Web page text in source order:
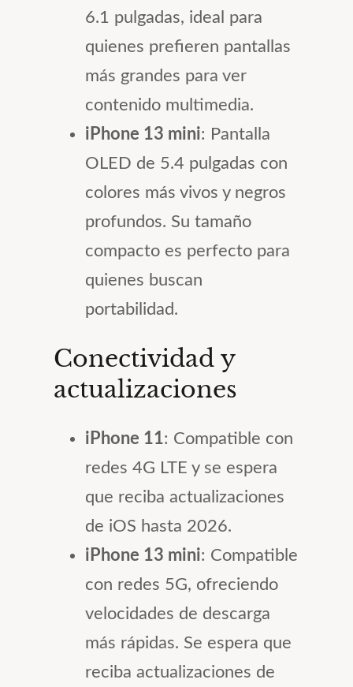
6.1 pulgadas, ideal para
quienes prefieren pantallas
más grandes para ver
contenido multimedia.
iPhone 13 mini: Pantalla
OLED de 5.4 pulgadas con
colores más vivos y negros
profundos. Su tamaño
compacto es perfecto para
quienes buscan
portabilidad.
Conectividad y
actualizaciones
iPhone 11: Compatible con
redes 4G LTE y se espera
que reciba actualizaciones
de iOS hasta 2026.
iPhone 13 mini: Compatible
con redes 5G, ofreciendo
velocidades de descarga
más rápidas. Se espera que
reciba actualizaciones de